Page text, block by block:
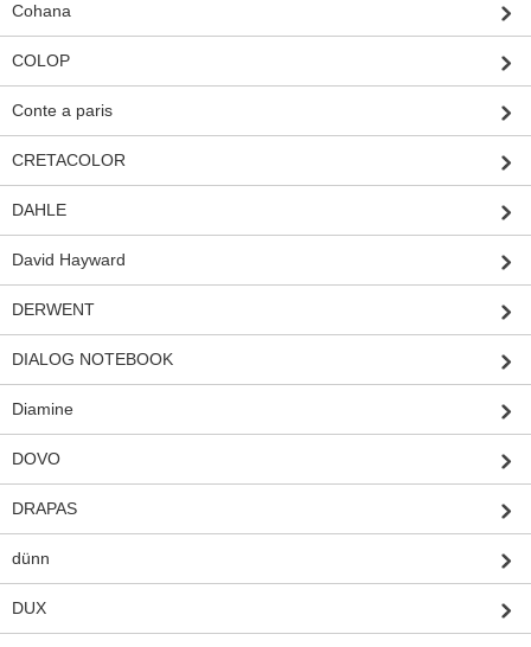
Cohana
COLOP
Conte a paris
CRETACOLOR
DAHLE
David Hayward
DERWENT
DIALOG NOTEBOOK
Diamine
DOVO
DRAPAS
dünn
DUX